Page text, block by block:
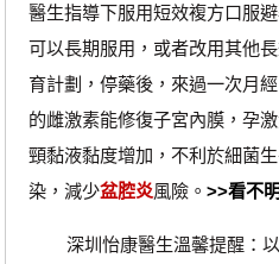
醫生指導下服用短效複方口服
可以長期服用，或者改用其他
育計劃，停藥後，來過一次月
的雌激素能修復子宮內膜，孕
頸黏液黏度增加，不利於細菌
染，減少盆腔炎風險。 >>看不
深圳怡康醫生溫馨提醒：以